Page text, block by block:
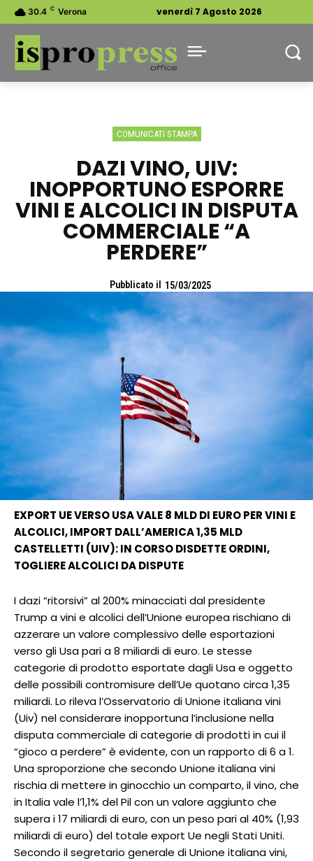
30.4 C Verona venerdì 7 Agosto 2026
COMUNICATI STAMPA
DAZI VINO, UIV:
INOPPORTUNO ESPORRE
VINI E ALCOLICI IN DISPUTA
COMMERCIALE “A
PERDERE”
Pubblicato il 15/03/2025
EXPORT UE VERSO USA VALE 8 MLD DI EURO PER VINI E
ALCOLICI, IMPORT DALL’AMERICA 1,35 MLD
CASTELLETTI (UIV): IN CORSO DISDETTE ORDINI,
TOGLIERE ALCOLICI DA DISPUTE
I dazi “ritorsivi” al 200% minacciati dal presidente
Trump a vini e alcolici dell’Unione europea rischiano di
azzerare un valore complessivo delle esportazioni
verso gli Usa pari a 8 miliardi di euro. Le stesse
categorie di prodotto esportate dagli Usa e oggetto
delle possibili contromisure dell’Ue quotano circa 1,35
miliardi. Lo rileva l’Osservatorio di Unione italiana vini
(Uiv) nel considerare inopportuna l’inclusione nella
disputa commerciale di categorie di prodotti in cui il
“gioco a perdere” è evidente, con un rapporto di 6 a 1.
Una sproporzione che secondo Unione italiana vini
rischia di mettere in ginocchio un comparto, il vino, che
in Italia vale l’1,1% del Pil con un valore aggiunto che
supera i 17 miliardi di euro, con un peso pari al 40% (1,93
miliardi di euro) del totale export Ue negli Stati Uniti.
Secondo il segretario generale di Unione italiana vini,